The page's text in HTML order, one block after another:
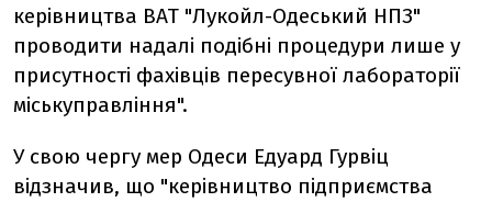
керівництва ВАТ "Лукойл-Одеський НПЗ"
проводити надалі подібні процедури лише у
присутності фахівців пересувної лабораторії
міськуправління".
У свою чергу мер Одеси Едуард Гурвіц
відзначив, що "керівництво підприємства